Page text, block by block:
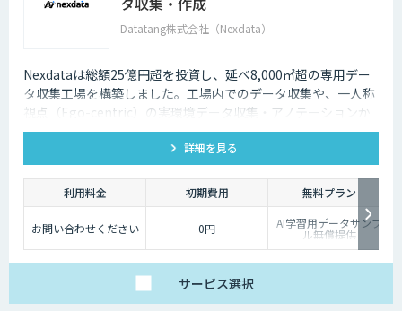
Datatang株式会社（Nexdata）
Nexdataは総額25億円超を投資し、延べ8,000㎡超の専用デー
タ収集工場を構築しました。工場内でのデータ収集や、一人称
視点（Ego-centric）の実環境データ収集・アノテーションか
ら、環境認識・意思決定・動作制御に対応した既製データセッ
トまで、フィジカルAI開発を加速させる包括的なデータソリュ
ーションを提供いたします。
詳細を見る
利用料金 初期費用 無料プラン
お問い合わせください 0円 AI学習用データサンプ
ル無償提供
サービス選択